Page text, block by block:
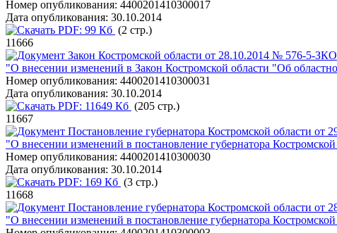
Номер опубликования: 4400201410300017
Дата опубликования: 30.10.2014
PDF: 99 Кб (2 стр.)
11666
Закон Костромской области от 28.10.2014 № 576-5-ЗКО
"О внесении изменений в Закон Костромской области "Об
Номер опубликования: 4400201410300031
Дата опубликования: 30.10.2014
PDF: 11649 Кб (205 стр.)
11667
Постановление губернатора Костромской области от
"О внесении изменений в постановление губернатора
Номер опубликования: 4400201410300030
Дата опубликования: 30.10.2014
PDF: 169 Кб (3 стр.)
11668
Постановление губернатора Костромской области от
"О внесении изменений в постановление губернатора